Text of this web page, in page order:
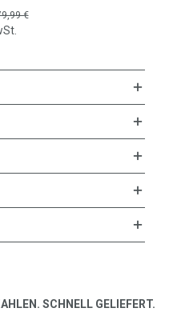
€
SCHNELL GELIEFERT.